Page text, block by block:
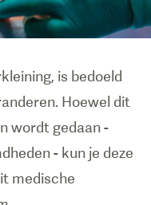
is bedoeld
Hoewel dit
wordt gedaan -
- kun je deze
medische